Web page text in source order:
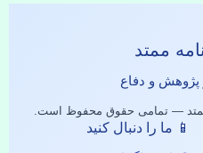
ممتد
و دفاع
📱 ما را دنبال کنید